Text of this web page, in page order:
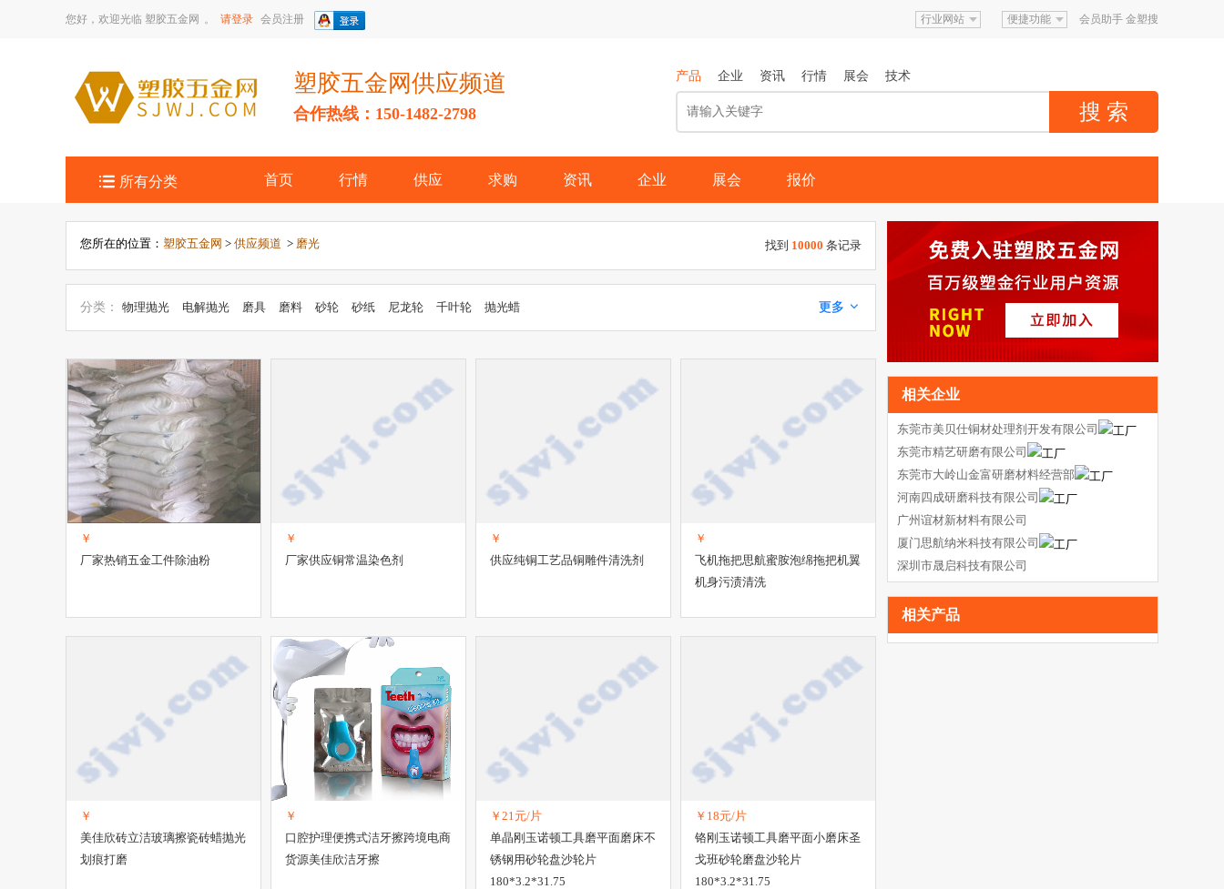
您好，欢迎光临 塑胶五金网 。 请登录 会员注册 行业网站 便捷功能 会员助手 金塑搜
塑胶五金网供应频道
合作热线：150-1482-2798
产品 企业 资讯 行情 展会 技术
 所有分类 首页 行情 供应 求购 资讯 企业 展会 报价
您所在的位置： 塑胶五金网 > 供应频道 > 磨光 找到 10000 条记录
更多 
分类： 物理抛光 电解抛光 磨具 磨料 砂轮 砂纸 尼龙轮 千叶轮 抛光蜡
￥
厂家热销五金工件除油粉
￥
厂家供应铜常温染色剂
￥
供应纯铜工艺品铜雕件清洗剂
￥
飞机拖把思航蜜胺泡绵拖把机翼
机身污渍清洗
￥
美佳欣砖立洁玻璃擦瓷砖蜡抛光
划痕打磨
￥
口腔护理便携式洁牙擦跨境电商
货源美佳欣洁牙擦
￥21元/片
单晶刚玉诺顿工具磨平面磨床不
锈钢用砂轮盘沙轮片
180*3.2*31.75
￥18元/片
铬刚玉诺顿工具磨平面小磨床圣
戈班砂轮磨盘沙轮片
180*3.2*31.75
相关企业
东莞市美贝仕铜材处理剂开发有限公司
东莞市精艺研磨有限公司
东莞市大岭山金富研磨材料经营部
河南四成研磨科技有限公司
广州谊材新材料有限公司
厦门思航纳米科技有限公司
深圳市晟启科技有限公司
相关产品